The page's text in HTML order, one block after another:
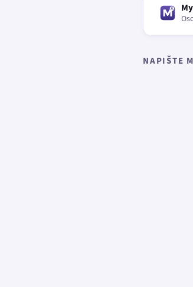
NAPIŠTE